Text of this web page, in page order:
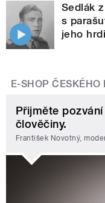
Sedlák
s
jeho
E-SHOP ČESKÉHO
Přijměte
člověčiny.
František Novotný,